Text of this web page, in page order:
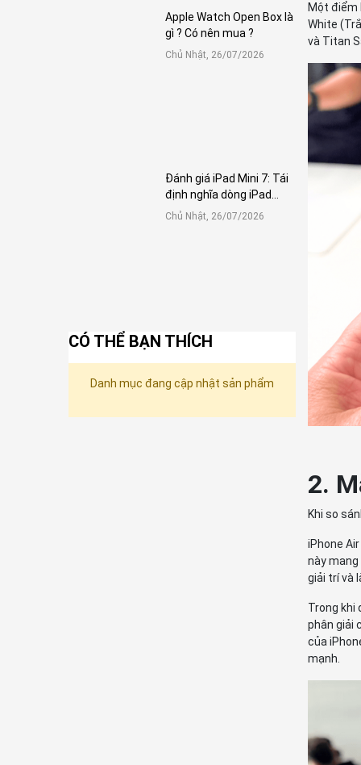
Một điểm
White
và Titan
2.
Khi so
iPhone
này
giải trí và
Trong khi
phân giải
của
mạnh.
Apple Watch Open Box là
gì ? Có nên mua ?
Chủ Nhật, 26/07/2026
Đánh giá iPad Mini 7: Tái
định nghĩa dòng iPad
Mini
Chủ Nhật, 26/07/2026
CÓ THỂ BẠN THÍCH
Danh mục đang cập nhật sản phẩm